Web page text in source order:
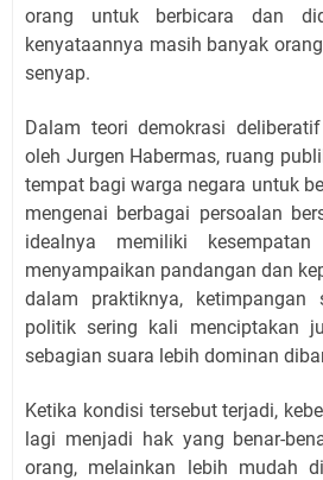
orang untuk berbicara dan
kenyataannya masih banyak
senyap.
Dalam teori demokrasi
oleh Jurgen Habermas, ruang
tempat bagi warga negara untuk
mengenai berbagai persoalan
idealnya memiliki
menyampaikan pandangan dan
dalam praktiknya, ketimpangan
politik sering kali menciptakan
sebagian suara lebih dominan
Ketika kondisi tersebut terjadi,
lagi menjadi hak yang benar-
orang, melainkan lebih mudah